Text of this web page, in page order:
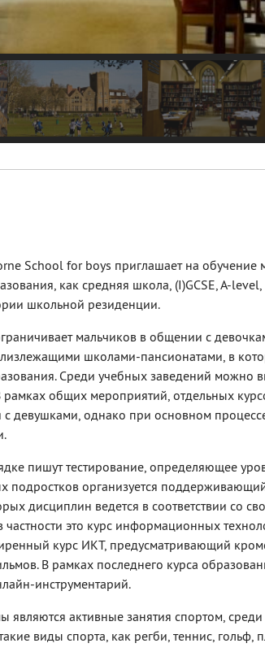
School for boys приглашает на обучение
как средняя школа, (I)GCSE, A-
школьной резиденции.
мальчиков в общении с
школами-пансионатами, в
Среди учебных заведений можно
общих мероприятий, отдельных
девушками, однако при основном
пишут тестирование, определяющее
подростков организуется
дисциплин ведется в соответствии со
это курс информационных
курс ИКТ, предусматривающий
В рамках последнего курса
инструментарий.
активные занятия спортом,
виды спорта, как регби, теннис,